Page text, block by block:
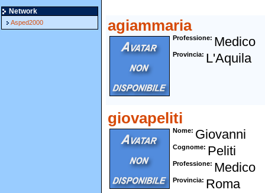
Network
Asped2000 agiammaria
Professione Medico
Provincia L'Aquila
giovapeliti
Nome Giovanni
Cognome Peliti
Professione Medico
Provincia Roma